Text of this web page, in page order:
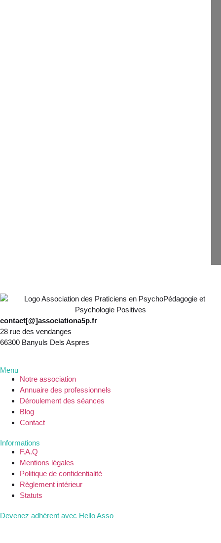
contact[@]associationa5p.fr
28 rue des vendanges
66300 Banyuls Dels Aspres
Menu
Notre association
Annuaire des professionnels
Déroulement des séances
Blog
Contact
Informations
F.A.Q
Mentions légales
Politique de confidentialité
Règlement intérieur
Statuts
Devenez adhérent avec Hello Asso